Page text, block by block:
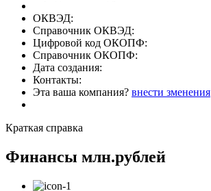
ОКВЭД:
Справочник ОКВЭД:
Цифровой код ОКОПФ:
Справочник ОКОПФ:
Дата создания:
Контакты:
Эта ваша компания? внести зменения
Краткая справка
Финансы млн.рублей